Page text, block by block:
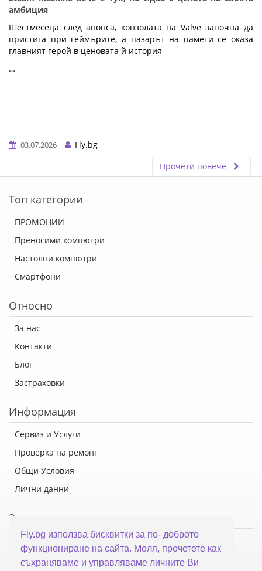
Fly.bg използва бисквитки за по- доброто
функциониране на сайта. Моля, прочетете как
съхраняваме и управляваме личните Ви
амбиция
Шестмесеца след анонса, конзолата на Valve започна да
пристига при геймърите, а пазарът на памети се оказа
главният герой в ценовата й история
…
03.07.2026
Fly.bg
Прочети повече
Топ категории
ПРОМОЦИИ
Преносими компютри
Настолни компютри
Смартфони
Относно
За нас
Контакти
Блог
Застраховки
Информация
Сервиз и Услуги
Проверка на ремонт
Общи Условия
Лични данни
За връзка с нас
Флай Систем ООД
гр. Варна, ул. Каймакчалан 10А